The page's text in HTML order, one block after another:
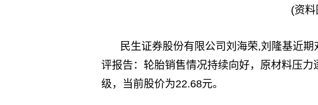
(资料
民生证券股份有限公司刘海荣,刘隆基近
评报告：轮胎销售情况持续向好，原材料压
级，当前股价为22.68元。